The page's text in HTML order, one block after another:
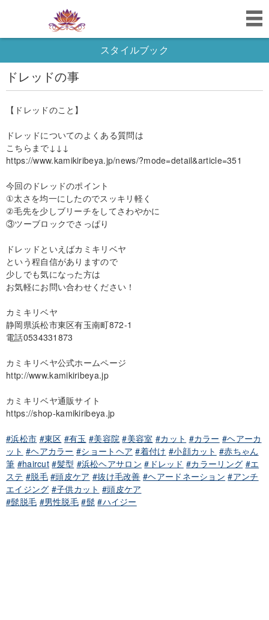
スタイルブック
ドレッドの事
【ドレッドのこと】
ドレッドについてのよくある質問は
こちらまで↓↓↓
https://www.kamikiribeya.jp/news/?mode=detail&article=351
今回のドレッドのポイント
①太さを均一にしたのでスッキリ軽く
②毛先を少しブリーチをしてさわやかに
③ツーブロックでさっぱり
ドレッドといえばカミキリベヤ
という程自信がありますので
少しでも気になった方は
お気軽にお問い合わせください！
カミキリベヤ
静岡県浜松市東区有玉南町872-1
電話0534331873
カミキリベヤ公式ホームページ
http://www.kamikiribeya.jp
カミキリベヤ通販サイト
https://shop-kamikiribeya.jp
#浜松市 #東区 #有玉 #美容院 #美容室 #カット #カラー #ヘアーカ
ット #ヘアカラー #ショートヘア #着付け #小顔カット #赤ちゃん
筆 #haircut #髪型 #浜松ヘアサロン #ドレッド #カラーリング #エ
ステ #脱毛 #頭皮ケア #抜け毛改善 #ヘアードネーション #アンチ
エイジング #子供カット #頭皮ケア
#髭脱毛 #男性脱毛 #髭 #ハイジー